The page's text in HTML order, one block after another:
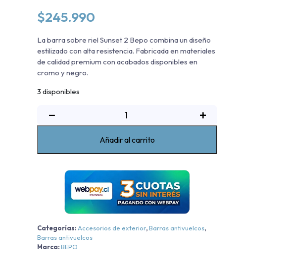
$245.990
La barra sobre riel Sunset 2 Bepo combina un diseño
estilizado con alta resistencia. Fabricada en materiales
de calidad premium con acabados disponibles en
cromo y negro.
3 disponibles
−
Bepo
Volkswagen
Saveiro
Cabina
-
Negra
+
Añadir al carrito
Categorías: Accesorios de exterior,Barras antivuelcos,
Barras antivuelcos
Marca:BEPO